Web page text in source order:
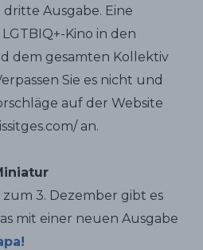
dritte Ausgabe. Eine
Kino in den
dem gesamten Kollektiv
Sie es nicht und
auf der Website
an.
zum 3. Dezember gibt es
mit einer neuen Ausgabe